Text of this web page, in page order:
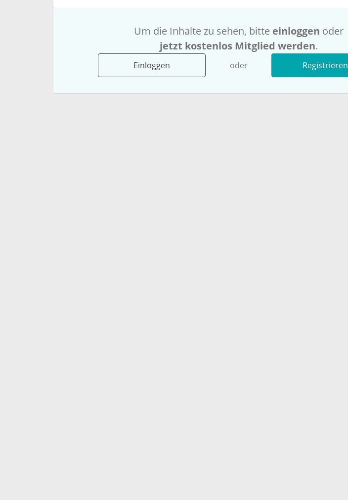
Um die Inhalte zu sehen, bitte einloggen oder
jetzt kostenlos Mitglied werden.
Einloggen oder Registrieren